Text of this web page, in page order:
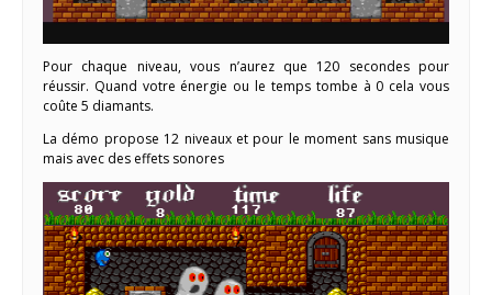
Pour chaque niveau, vous n’aurez que 120 secondes pour
réussir. Quand votre énergie ou le temps tombe à 0 cela vous
coûte 5 diamants.
La démo propose 12 niveaux et pour le moment sans musique
mais avec des effets sonores